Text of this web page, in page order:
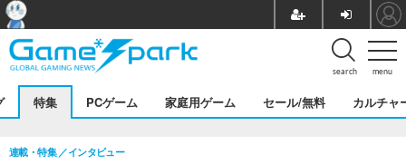
menu
search
特集 PCゲーム 家庭用ゲーム セール/無料 カルチャ
連載・特集 インタビュー